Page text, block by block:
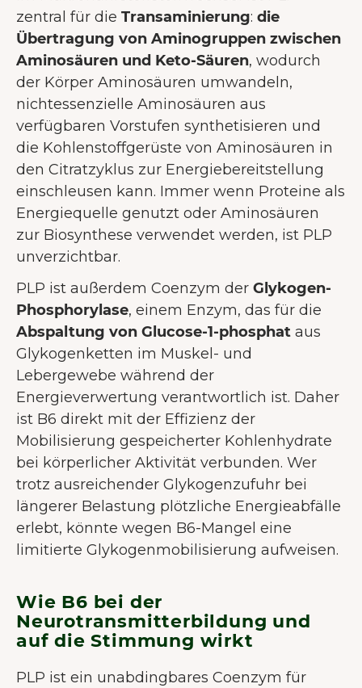
zentral für die Transaminierung: die
Übertragung von Aminogruppen zwischen
Aminosäuren und Keto-Säuren, wodurch
der Körper Aminosäuren umwandeln,
nichtessenzielle Aminosäuren aus
verfügbaren Vorstufen synthetisieren und
die Kohlenstoffgerüste von Aminosäuren in
den Citratzyklus zur Energiebereitstellung
einschleusen kann. Immer wenn Proteine als
Energiequelle genutzt oder Aminosäuren
zur Biosynthese verwendet werden, ist PLP
unverzichtbar.
PLP ist außerdem Coenzym der Glykogen-
Phosphorylase, einem Enzym, das für die
Abspaltung von Glucose-1-phosphat aus
Glykogenketten im Muskel- und
Lebergewebe während der
Energieverwertung verantwortlich ist. Daher
ist B6 direkt mit der Effizienz der
Mobilisierung gespeicherter Kohlenhydrate
bei körperlicher Aktivität verbunden. Wer
trotz ausreichender Glykogenzufuhr bei
längerer Belastung plötzliche Energieabfälle
erlebt, könnte wegen B6-Mangel eine
limitierte Glykogenmobilisierung aufweisen.
Wie B6 bei der
Neurotransmitterbildung und
auf die Stimmung wirkt
PLP ist ein unabdingbares Coenzym für